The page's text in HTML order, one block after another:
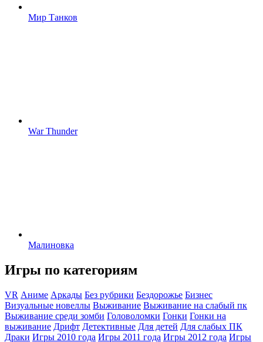
Мир Танков
War Thunder
Малиновка
Игры по категориям
VR Аниме Аркады Без рубрики Бездорожье Бизнес
Визуальные новеллы Выживание Выживание на слабый пк
Выживание среди зомби Головоломки Гонки Гонки на
выживание Дрифт Детективные Для детей Для слабых ПК
Драки Игры 2010 года Игры 2011 года Игры 2012 года Игры